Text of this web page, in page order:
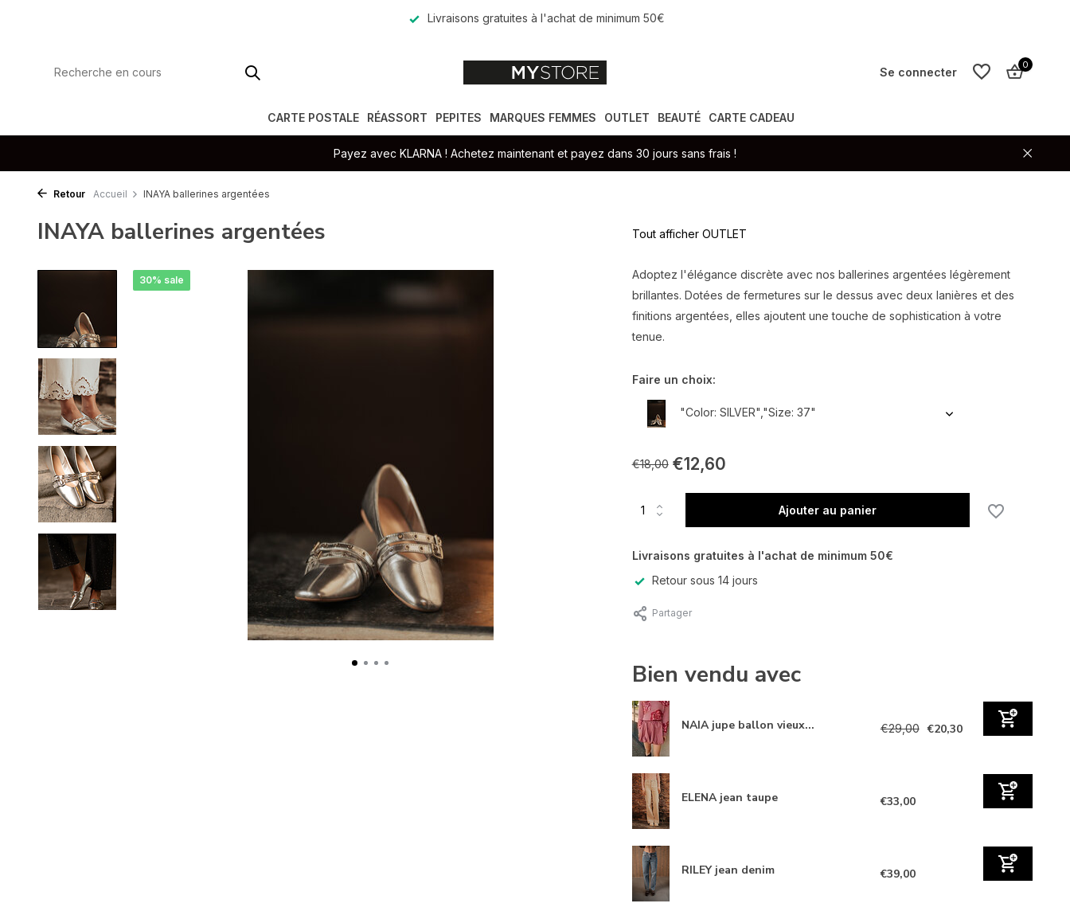
Livraisons gratuites à l'achat de minimum 50€
Se connecter
0
CARTE POSTALE RÉASSORT PEPITES MARQUES FEMMES OUTLET BEAUTÉ CARTE CADEAU
Payez avec KLARNA ! Achetez maintenant et payez dans 30 jours sans frais !
Retour Accueil INAYA ballerines argentées
INAYA ballerines argentées
30% sale
Tout afficher OUTLET
Adoptez l'élégance discrète avec nos ballerines argentées légèrement
brillantes. Dotées de fermetures sur le dessus avec deux lanières et des
finitions argentées, elles ajoutent une touche de sophistication à votre
tenue.
Faire un choix:
"Color: SILVER","Size: 37"
€18,00 €12,60
Ajouter au panier
Livraisons gratuites à l'achat de minimum 50€
Retour sous 14 jours
Partager
Bien vendu avec
NAIA jupe ballon vieux... €29,00 €20,30
ELENA jean taupe €33,00
RILEY jean denim €39,00